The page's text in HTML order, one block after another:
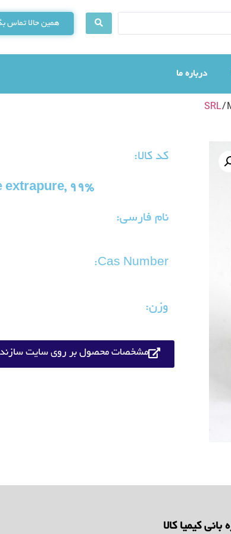
همین حالا تماس
درباره ما
SRL/
کد کالا:
99%
نام فارسی:
Cas Number:
وزن:
مشخصات محصول بر روی سایت
بانی کیمیا کالا